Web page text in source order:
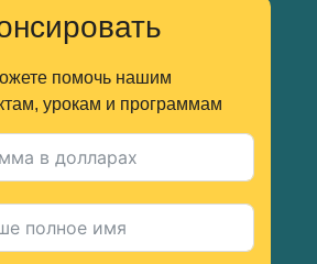
помочь нашим
урокам и программам